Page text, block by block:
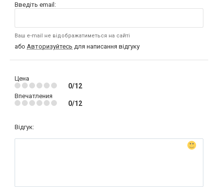
Введіть email:
Ваш e-mail не відображатиметься на сайті
або Авторизуйтесь для написання відгуку
Цена
0/12
Впечатления
0/12
Відгук: